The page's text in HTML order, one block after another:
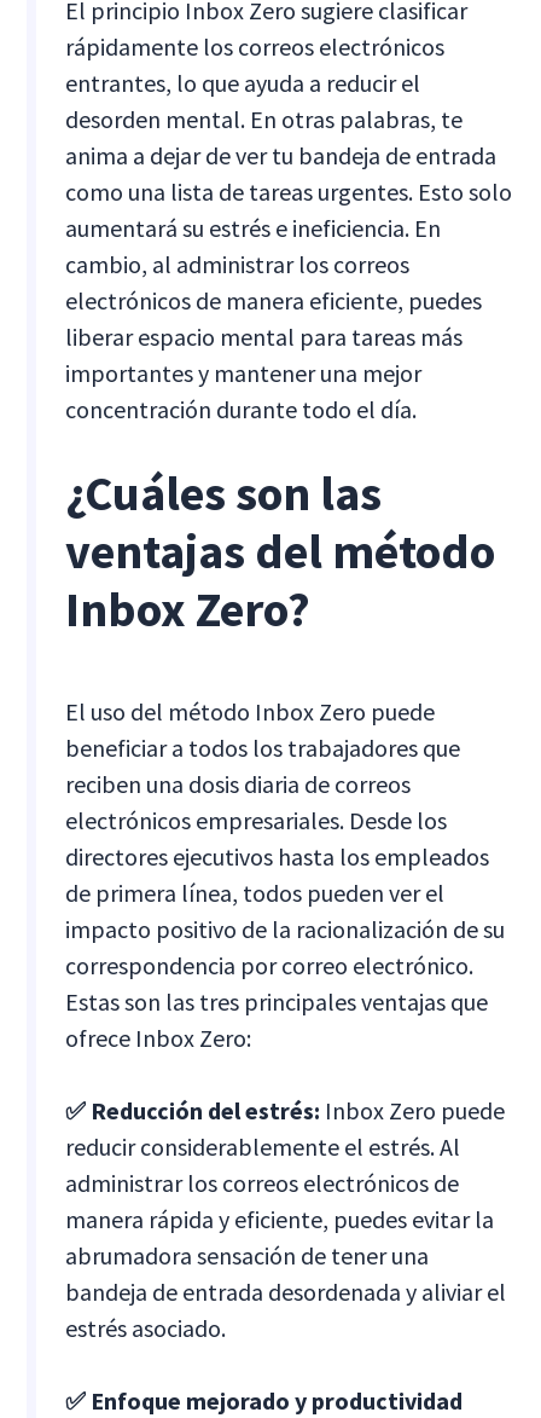
El principio Inbox Zero sugiere clasificar
rápidamente los correos electrónicos
entrantes, lo que ayuda a reducir el
desorden mental. En otras palabras, te
anima a dejar de ver tu bandeja de entrada
como una lista de tareas urgentes. Esto solo
aumentará su estrés e ineficiencia. En
cambio, al administrar los correos
electrónicos de manera eficiente, puedes
liberar espacio mental para tareas más
importantes y mantener una mejor
concentración durante todo el día.
¿Cuáles son las
ventajas del método
Inbox Zero?
El uso del método Inbox Zero puede
beneficiar a todos los trabajadores que
reciben una dosis diaria de correos
electrónicos empresariales. Desde los
directores ejecutivos hasta los empleados
de primera línea, todos pueden ver el
impacto positivo de la racionalización de su
correspondencia por correo electrónico.
Estas son las tres principales ventajas que
ofrece Inbox Zero:
✅ Reducción del estrés: Inbox Zero puede
reducir considerablemente el estrés. Al
administrar los correos electrónicos de
manera rápida y eficiente, puedes evitar la
abrumadora sensación de tener una
bandeja de entrada desordenada y aliviar el
estrés asociado.
✅ Enfoque mejorado y productividad